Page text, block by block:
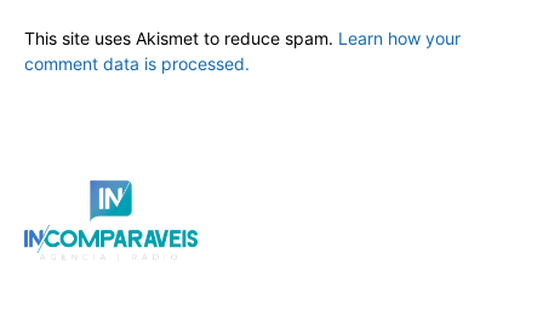
This site uses Akismet to reduce spam. Learn how your
comment data is processed.